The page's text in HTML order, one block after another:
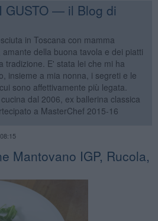
GUSTO — il Blog di
in Toscana con mamma
amante della buona tavola e dei piatti
tradizione. E' stata lei che mi ha
insieme a mia nonna, i segreti e le
sono affettivamente più legata.
dal 2006, ex ballerina classica
a MasterChef 2015-16
Mantovano IGP, Rucola,